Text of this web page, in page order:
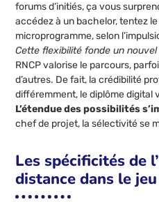
forums d’initiés, ça vous
accédez à un bachelor, tentez
microprogramme, selon
Cette flexibilité fonde un
RNCP valorise le parcours,
d’autres. De fait, la crédibilité
différemment, le diplôme digital
L’étendue des possibilités
chef de projet, la sélectivité se
Les spécificités de
distance dans le